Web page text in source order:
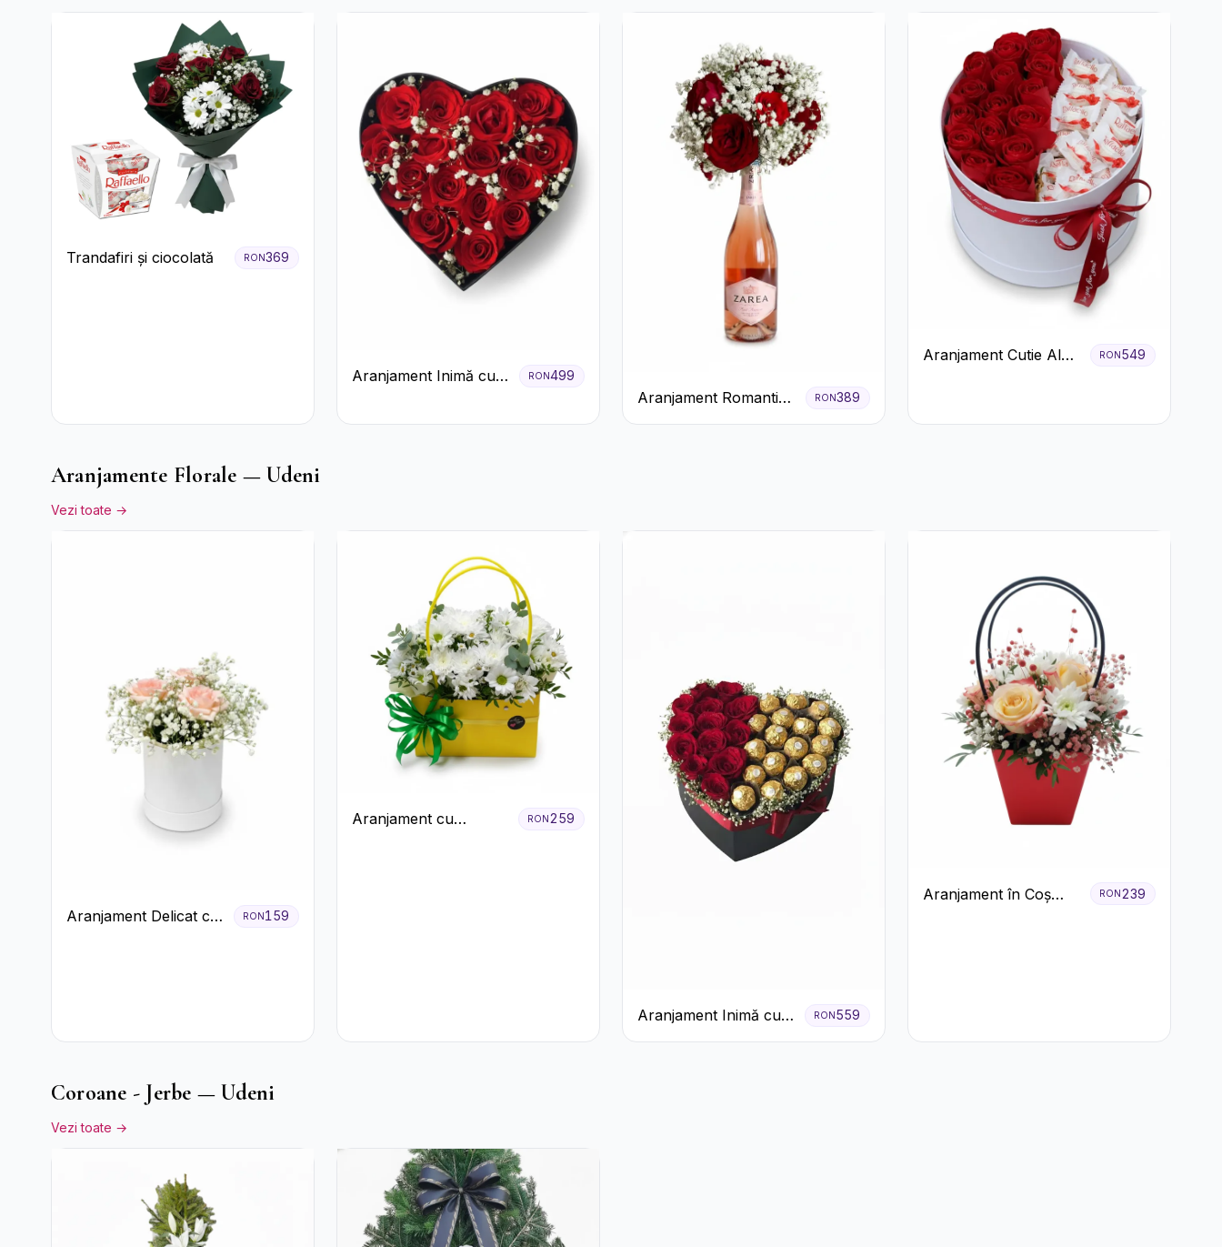
Trandafiri și ciocolată RON369
Aranjament Inimă cu
Floarea Miresei
RON499
Aranjament Romantic
cu Trandafiri Roșii și
RON389
Aranjament Cutie Albă
RON549
Aranjamente Florale — Udeni
Vezi toate →
Aranjament Delicat cu
RON159
Aranjament cu
RON259
Aranjament Inimă cu
Trandafiri Roșii și
RON559
Aranjament în Coș
RON239
Coroane - Jerbe — Udeni
Vezi toate →